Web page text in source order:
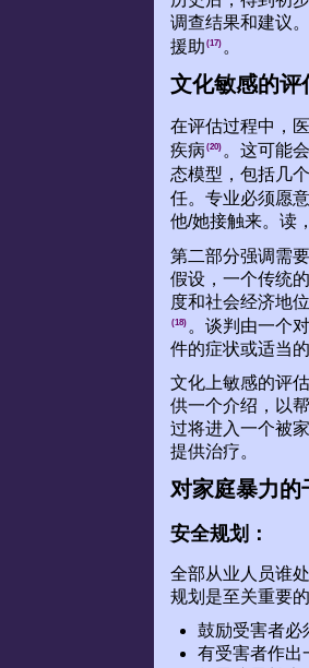
调查结果和建议
援助 (17) 。
文化敏感的评
在评估过程中，
疾病 (20) 。这可能
态模型，包括几
任。专业必须愿
他/她接触来。读
第二部分强调需
假设，一个传统
度和社会经济地
(18) 。谈判由一个
件的症状或适当
文化上敏感的评
供一个介绍，以
过将进入一个被
提供治疗。
对家庭暴力的
安全规划：
全部从业人员谁
规划是至关重要
鼓励受害者必
有受害者作出